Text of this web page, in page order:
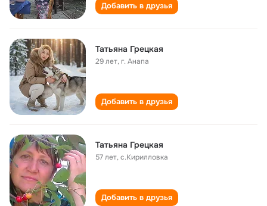
Добавить в друзья
Татьяна Грецкая
29 лет,г. Анапа
Добавить в друзья
Татьяна Грецкая
57 лет,с.Кирилловка
Добавить в друзья